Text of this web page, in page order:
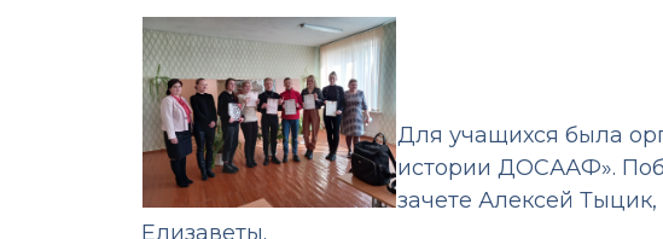
Для учащихся была
истории ДОСААФ».
зачете Алексей
Елизаветы.